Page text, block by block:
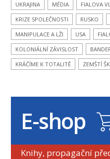
UKRAJINA
MÉDIA FIALOVA
KRIZE SPOLEČNOSTI
RUSKO
MANIPULACE A LŽI
USA
KOLONIÁLNÍ ZÁVISLOST
KRÁČÍME K TOTALITĚ
ZEMŠTÍ
E-shop
Knihy, propagační